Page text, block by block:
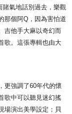
賭氣地話別過去，樂觀
那個阿Q，因為害怕道
吉他手大麻以奇幻而
歌。這張專輯也由大
更強調了60年代的懷
歌中可以聽見迷幻搖
場演出美學設定；貝